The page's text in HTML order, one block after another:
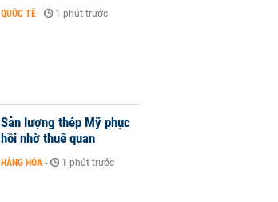
QUỐC TẾ - 1 phút trước
Sản lượng thép Mỹ phục
hồi nhờ thuế quan
HÀNG HÓA - 1 phút trước